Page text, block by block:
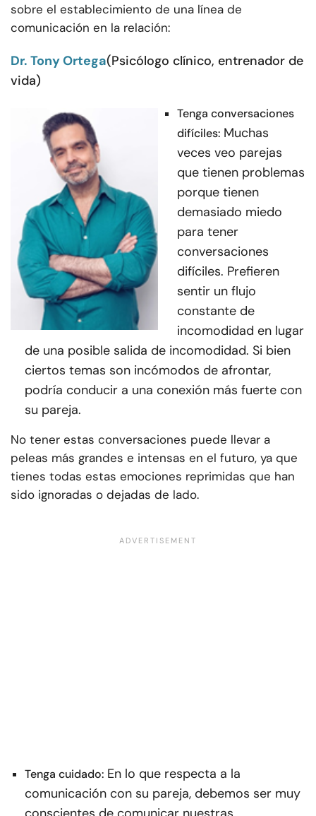
sobre el establecimiento de una línea de
comunicación en la relación:
Dr. Tony Ortega(Psicólogo clínico, entrenador de
vida)
Tenga conversaciones
difíciles: Muchas
veces veo parejas
que tienen problemas
porque tienen
demasiado miedo
para tener
conversaciones
difíciles. Prefieren
sentir un flujo
constante de
incomodidad en lugar
de una posible salida de incomodidad. Si bien
ciertos temas son incómodos de afrontar,
podría conducir a una conexión más fuerte con
su pareja.
No tener estas conversaciones puede llevar a
peleas más grandes e intensas en el futuro, ya que
tienes todas estas emociones reprimidas que han
sido ignoradas o dejadas de lado.
Tenga cuidado: En lo que respecta a la
comunicación con su pareja, debemos ser muy